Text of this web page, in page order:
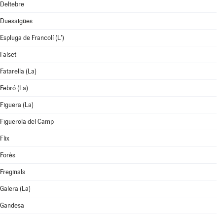
Deltebre
Duesaigües
Espluga de Francolí (L')
Falset
Fatarella (La)
Febró (La)
Figuera (La)
Figuerola del Camp
Flix
Forès
Freginals
Galera (La)
Gandesa